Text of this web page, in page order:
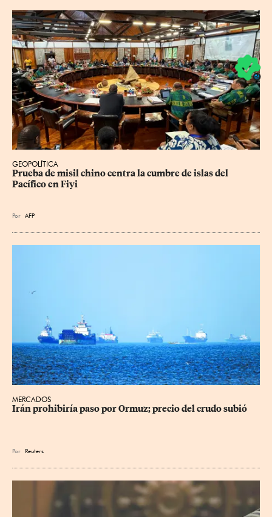
GEOPOLÍTICA
Prueba de misil chino centra la cumbre de islas del
Pacífico en Fiyi
Por AFP
MERCADOS
Irán prohibiría paso por Ormuz; precio del crudo subió
Por Reuters